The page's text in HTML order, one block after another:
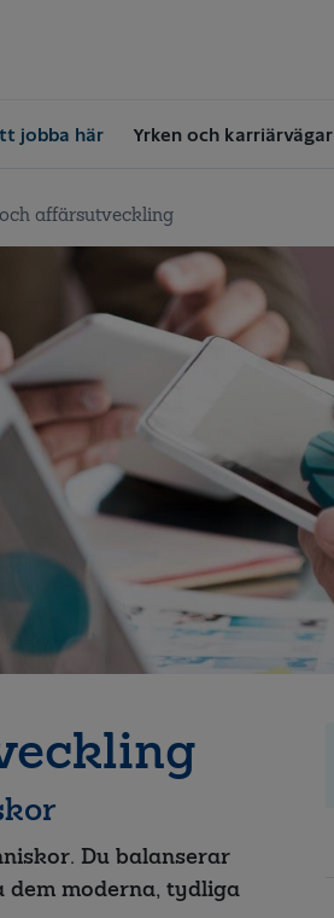
jobba här Yrken och karriärvägar
affärsutveckling
Du balanserar
moderna, tydliga